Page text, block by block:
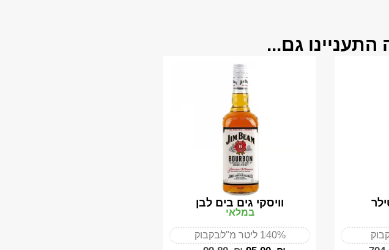
גם...
וויסקי גים בים לבן
במלאי
40%1 ליטר מ"ל בקבוק